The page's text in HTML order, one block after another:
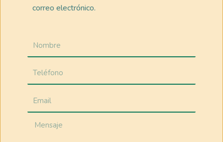
correo electrónico.